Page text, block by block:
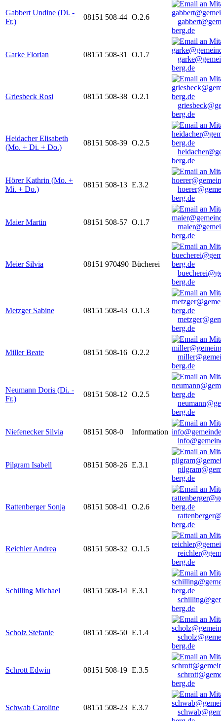
Gabbert Undine (Di. -
Fr.)
08151 508-44 O.2.6
berg.de
Garke Florian 08151 508-31 O.1.7
berg.de
Griesbeck Rosi 08151 508-38 O.2.1
berg.de
Heidacher Elisabeth
(Mo. + Di. + Do.)
08151 508-39 O.2.5
berg.de
Hörer Kathrin (Mo. +
Mi. + Do.)
08151 508-13 E.3.2
berg.de
Maier Martin 08151 508-57 O.1.7
berg.de
Meier Silvia 08151 970490 Bücherei
berg.de
Metzger Sabine 08151 508-43 O.1.3
berg.de
Miller Beate 08151 508-16 O.2.2
berg.de
Neumann Doris (Di. -
Fr.)
08151 508-12 O.2.5
berg.de
Niefenecker Silvia 08151 508-0
Information
Pilgram Isabell 08151 508-26 E.3.1
berg.de
Rattenberger Sonja 08151 508-41
O.2.6
berg.de
Reichler Andrea 08151 508-32 O.1.5
berg.de
Schilling Michael 08151 508-14 E.3.1
berg.de
Scholz Stefanie 08151 508-50 E.1.4
berg.de
Schrott Edwin 08151 508-19 E.3.5
berg.de
Schwab Caroline 08151 508-23 E.3.7